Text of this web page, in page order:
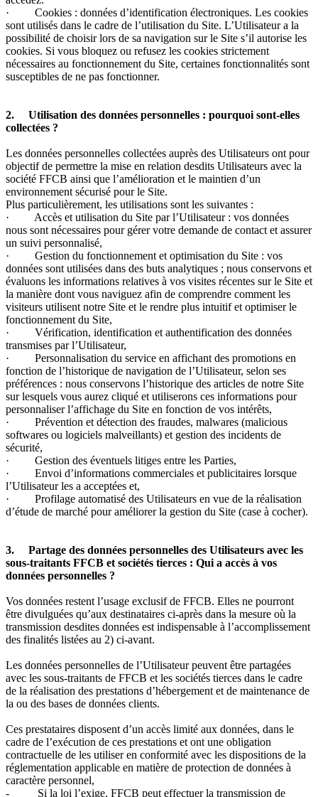
· Cookies : données d’identification électroniques. Les cookies
sont utilisés dans le cadre de l’utilisation du Site. L’Utilisateur a la
possibilité de choisir lors de sa navigation sur le Site s’il autorise les
cookies. Si vous bloquez ou refusez les cookies strictement
nécessaires au fonctionnement du Site, certaines fonctionnalités sont
susceptibles de ne pas fonctionner.
2. Utilisation des données personnelles : pourquoi sont-elles
collectées ?
Les données personnelles collectées auprès des Utilisateurs ont pour
objectif de permettre la mise en relation desdits Utilisateurs avec la
société FFCB ainsi que l’amélioration et le maintien d’un
environnement sécurisé pour le Site.
Plus particulièrement, les utilisations sont les suivantes :
· Accès et utilisation du Site par l’Utilisateur : vos données
nous sont nécessaires pour gérer votre demande de contact et assurer
un suivi personnalisé,
· Gestion du fonctionnement et optimisation du Site : vos
données sont utilisées dans des buts analytiques ; nous conservons et
évaluons les informations relatives à vos visites récentes sur le Site et
la manière dont vous naviguez afin de comprendre comment les
visiteurs utilisent notre Site et le rendre plus intuitif et optimiser le
fonctionnement du Site,
· Vérification, identification et authentification des données
transmises par l’Utilisateur,
· Personnalisation du service en affichant des promotions en
fonction de l’historique de navigation de l’Utilisateur, selon ses
préférences : nous conservons l’historique des articles de notre Site
sur lesquels vous aurez cliqué et utiliserons ces informations pour
personnaliser l’affichage du Site en fonction de vos intérêts,
· Prévention et détection des fraudes, malwares (malicious
softwares ou logiciels malveillants) et gestion des incidents de
sécurité,
· Gestion des éventuels litiges entre les Parties,
· Envoi d’informations commerciales et publicitaires lorsque
l’Utilisateur les a acceptées et,
· Profilage automatisé des Utilisateurs en vue de la réalisation
d’étude de marché pour améliorer la gestion du Site (case à cocher).
3. Partage des données personnelles des Utilisateurs avec les
sous-traitants FFCB et sociétés tierces : Qui a accès à vos
données personnelles ?
Vos données restent l’usage exclusif de FFCB. Elles ne pourront
être divulguées qu’aux destinataires ci-après dans la mesure où la
transmission desdites données est indispensable à l’accomplissement
des finalités listées au 2) ci-avant.
Les données personnelles de l’Utilisateur peuvent être partagées
avec les sous-traitants de FFCB et les sociétés tierces dans le cadre
de la réalisation des prestations d’hébergement et de maintenance de
la ou des bases de données clients.
Ces prestataires disposent d’un accès limité aux données, dans le
cadre de l’exécution de ces prestations et ont une obligation
contractuelle de les utiliser en conformité avec les dispositions de la
réglementation applicable en matière de protection de données à
caractère personnel,
- Si la loi l’exige, FFCB peut effectuer la transmission de